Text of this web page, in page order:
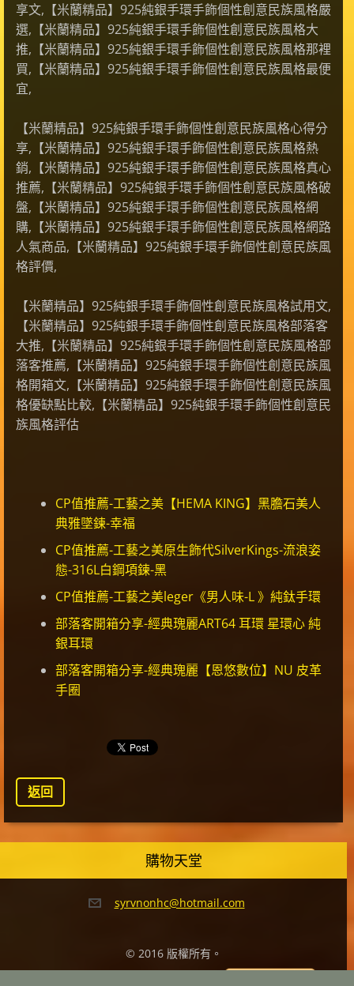
享文,【米蘭精品】925純銀手環手飾個性創意民族風格嚴
選,【米蘭精品】925純銀手環手飾個性創意民族風格大
推,【米蘭精品】925純銀手環手飾個性創意民族風格那裡
買,【米蘭精品】925純銀手環手飾個性創意民族風格最便
宜,
【米蘭精品】925純銀手環手飾個性創意民族風格心得分
享,【米蘭精品】925純銀手環手飾個性創意民族風格熱
銷,【米蘭精品】925純銀手環手飾個性創意民族風格真心
推薦,【米蘭精品】925純銀手環手飾個性創意民族風格破
盤,【米蘭精品】925純銀手環手飾個性創意民族風格網
購,【米蘭精品】925純銀手環手飾個性創意民族風格網路
人氣商品,【米蘭精品】925純銀手環手飾個性創意民族風
格評價,
【米蘭精品】925純銀手環手飾個性創意民族風格試用文,
【米蘭精品】925純銀手環手飾個性創意民族風格部落客
大推,【米蘭精品】925純銀手環手飾個性創意民族風格部
落客推薦,【米蘭精品】925純銀手環手飾個性創意民族風
格開箱文,【米蘭精品】925純銀手環手飾個性創意民族風
格優缺點比較,【米蘭精品】925純銀手環手飾個性創意民
族風格評估
CP值推薦-工藝之美【HEMA KING】黑膽石美人
典雅墜鍊-幸福
CP值推薦-工藝之美原生飾代SilverKings-流浪姿
態-316L白鋼項鍊-黑
CP值推薦-工藝之美leger《男人味-L 》純鈦手環
部落客開箱分享-經典瑰麗ART64 耳環 星環心 純
銀耳環
部落客開箱分享-經典瑰麗【恩悠數位】NU 皮革
手圈
返回
購物天堂
syrvnonhc@hotmail.com
© 2016 版權所有。